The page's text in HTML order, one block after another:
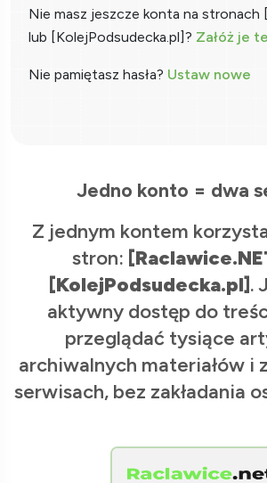
Nie masz jeszcze konta na stronach
lub [KolejPodsudecka.pl]? Załóż je
Nie pamiętasz hasła? Ustaw nowe
Jedno konto = dwa
Z jednym kontem
stron:
[KolejPodsudecka.pl].
aktywny dostęp do
przeglądać tysiące
archiwalnych materiałów i
serwisach, bez zakładania